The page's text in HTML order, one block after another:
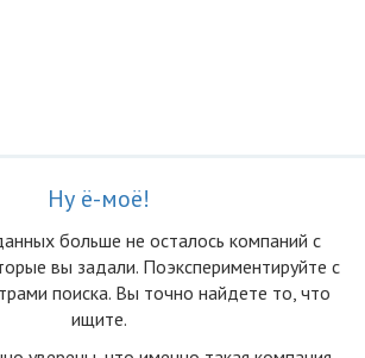
Ну ё-моё!
больше не осталоcь компаний с
вы задали. Поэкспериментируйте с
поиска. Вы точно найдете то, что
ищите.